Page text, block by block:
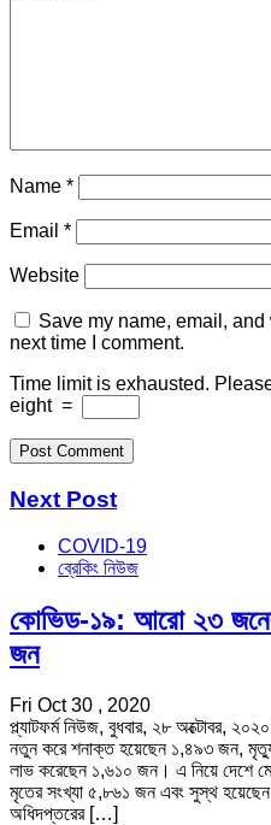
Name *
Email *
Website
Save my name, email,
next time I comment.
Time limit is exhausted.
eight =
Next Post
COVID-19
ব্রেকিং নিউজ
কোভিড-১৯: আরো ২৩
জন
Fri Oct 30 , 2020
প্ল্যাটফর্ম নিউজ, বুধবার, ২৮ অক্টোবর,
নতুন করে শনাক্ত হয়েছেন ১,৪৯৩ জন,
লাভ করেছেন ১,৬১০ জন। এ নিয়ে দেশে
মৃতের সংখ্যা ৫,৮৬১ জন এবং সুস্থ
অধিদপ্তরের […]